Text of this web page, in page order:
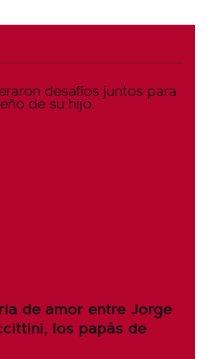
de amor entre Jorge
los papás de